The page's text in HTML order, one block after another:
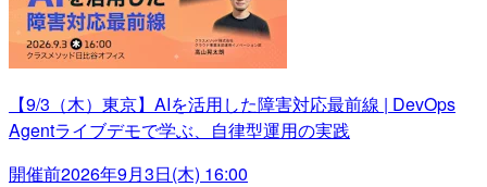
【9/3（木）東京】AIを活用した障害対応最前線 | DevOps
Agentライブデモで学ぶ、自律型運用の実践
開催前2026年9月3日(木) 16:00